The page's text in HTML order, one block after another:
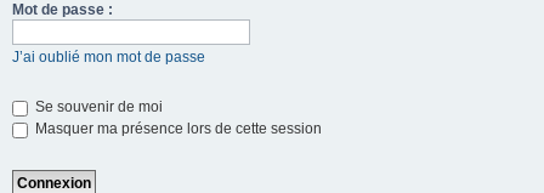
Mot de passe :
J’ai oublié mon mot de passe
Se souvenir de moi
Masquer ma présence lors de cette session